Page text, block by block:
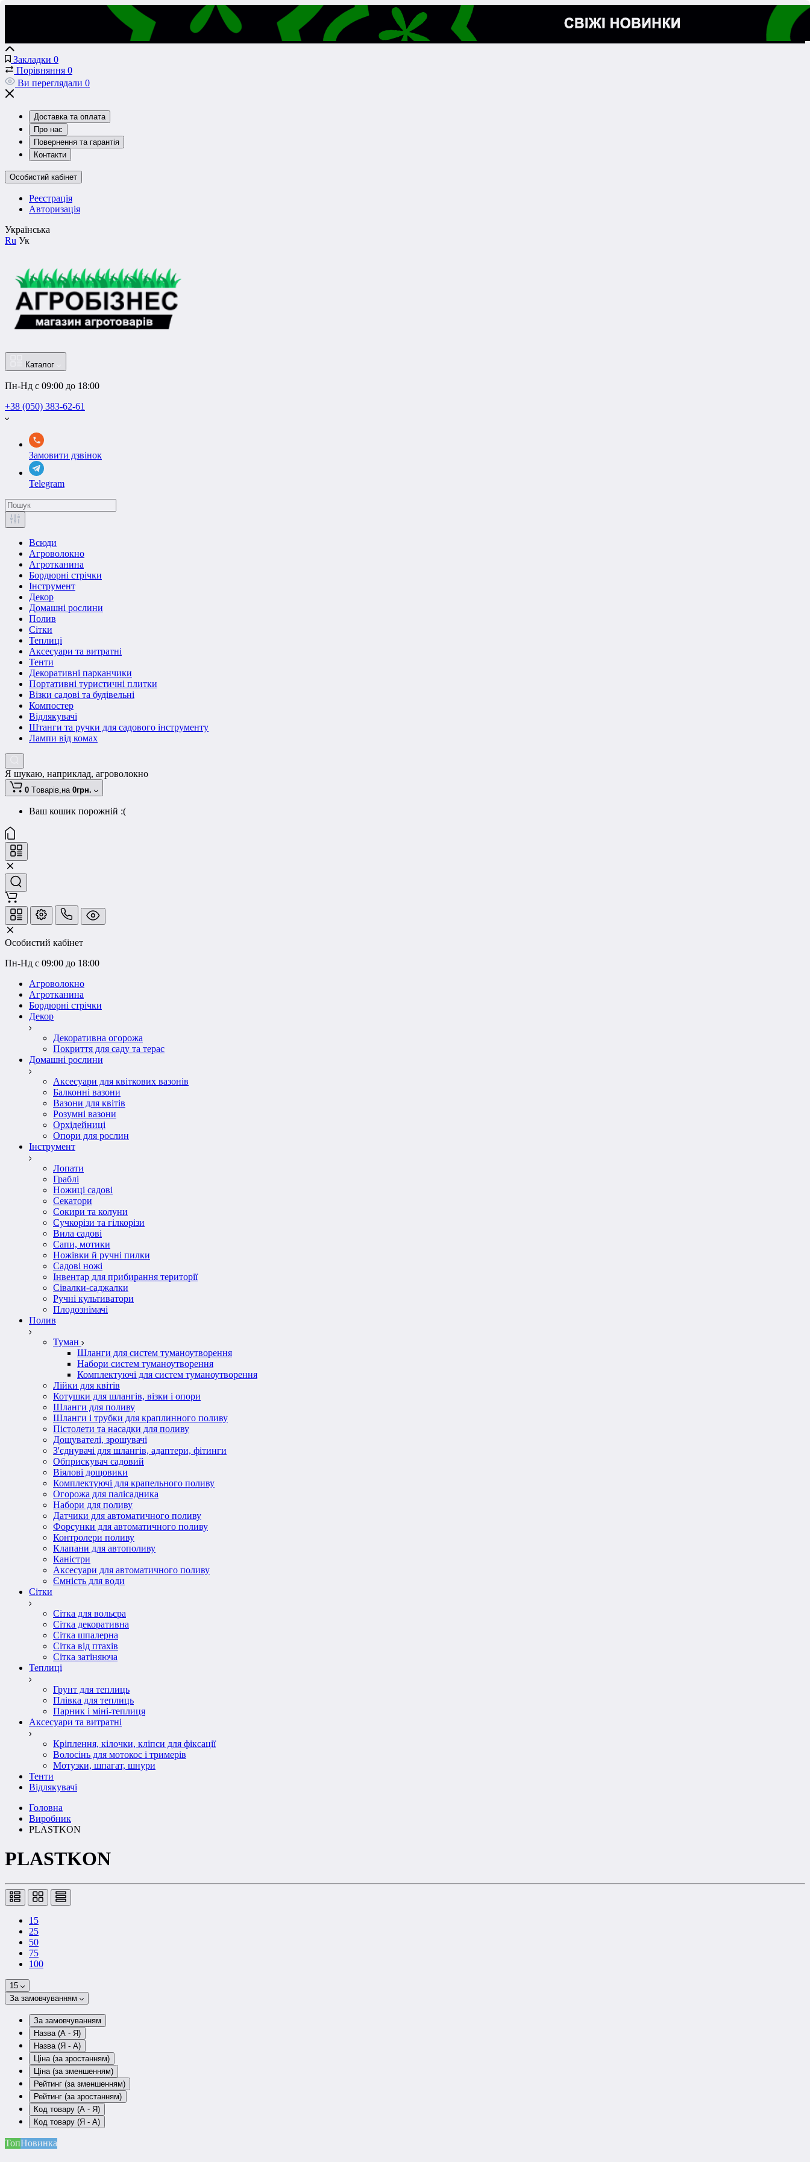
Закладки 0
Порівняння 0
Ви переглядали 0
Доставка та оплата
Про нас
Повернення та гарантія
Контакти
Особистий кабінет
Реєстрація
Авторизація
Українська
Ru Ук
Каталог
Пн-Нд с 09:00 до 18:00
+38 (050) 383-62-61
Замовити дзвінок
Telegram
Всюди
Агроволокно
Агротканина
Бордюрні стрічки
Інструмент
Декор
Домашні рослини
Полив
Сітки
Теплиці
Аксесуари та витратні
Тенти
Декоративні парканчики
Портативні туристичні плитки
Візки садові та будівельні
Компостер
Відлякувачі
Штанги та ручки для садового інструменту
Лампи від комах
Я шукаю, наприклад, агроволокно
0 Tоварів,на 0грн.
Ваш кошик порожній :(
Особистий кабінет
Пн-Нд с 09:00 до 18:00
Агроволокно
Агротканина
Бордюрні стрічки
Декор
Декоративна огорожа
Покриття для саду та терас
Домашні рослини
Аксесуари для квіткових вазонів
Балконні вазони
Вазони для квітів
Розумні вазони
Орхідейниці
Опори для рослин
Інструмент
Лопати
Граблі
Ножиці садові
Секатори
Сокири та колуни
Сучкорізи та гілкорізи
Вила садові
Сапи, мотики
Ножівки й ручні пилки
Садові ножі
Інвентар для прибирання території
Сівалки-саджалки
Ручні культиватори
Плодознімачі
Полив
Туман
Шланги для систем туманоутворення
Набори систем туманоутворення
Комплектуючі для систем туманоутворення
Лійки для квітів
Котушки для шлангів, візки і опори
Шланги для поливу
Шланги і трубки для краплинного поливу
Пістолети та насадки для поливу
Дощувателі, зрошувачі
З'єднувачі для шлангів, адаптери, фітинги
Обприскувач садовий
Віялові дощовики
Комплектуючі для крапельного поливу
Огорожа для палісадника
Набори для поливу
Датчики для автоматичного поливу
Форсунки для автоматичного поливу
Контролери поливу
Клапани для автополиву
Каністри
Аксесуари для автоматичного поливу
Ємність для води
Сітки
Сітка для вольєра
Сітка декоративна
Сітка шпалерна
Сітка від птахів
Сітка затіняюча
Теплиці
Грунт для теплиць
Плівка для теплиць
Парник і міні-теплиця
Аксесуари та витратні
Кріплення, кілочки, кліпси для фіксації
Волосінь для мотокос і тримерів
Мотузки, шпагат, шнури
Тенти
Відлякувачі
Головна
Виробник
PLASTKON
PLASTKON
15
25
50
75
100
15
За замовчуванням
За замовчуванням
Назва (А - Я)
Назва (Я - А)
Ціна (за зростанням)
Ціна (за зменшенням)
Рейтинг (за зменшенням)
Рейтинг (за зростанням)
Код товару (А - Я)
Код товару (Я - А)
ТопНовинка